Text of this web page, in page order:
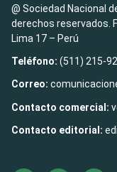
@ Sociedad Nacional
derechos reservados.
Lima 17 – Perú
Teléfono: (511) 215-
Correo:
Contacto comercial:
Contacto editorial: